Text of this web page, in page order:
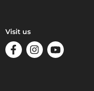
Visit us